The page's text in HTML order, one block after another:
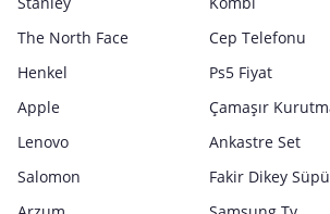
The North Face
Henkel
Apple
Lenovo
Salomon
Cep Telefonu
Ps5 Fiyat
Çamaşır
Ankastre Set
Fakir Dikey